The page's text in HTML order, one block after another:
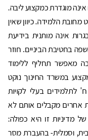
מוגדרת כמקצוע ליבה.
הלמידה. כיוון שאין
אינה מותנית בידיעת
בחטיבת הביניים. חוזר
מאפשר תחליף ללימוד
במשרד החינוך נוקט
לתלמידים בעלי לקויות
אחרים מקבלים אותם לא
מדיניות זו היא כפולה:
וסמלית- בהעברת מסר